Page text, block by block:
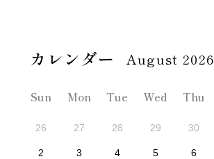
August 2026
Sun Mon Tue Wed Thu
26 27 28 29 30
2 3 4 5 6